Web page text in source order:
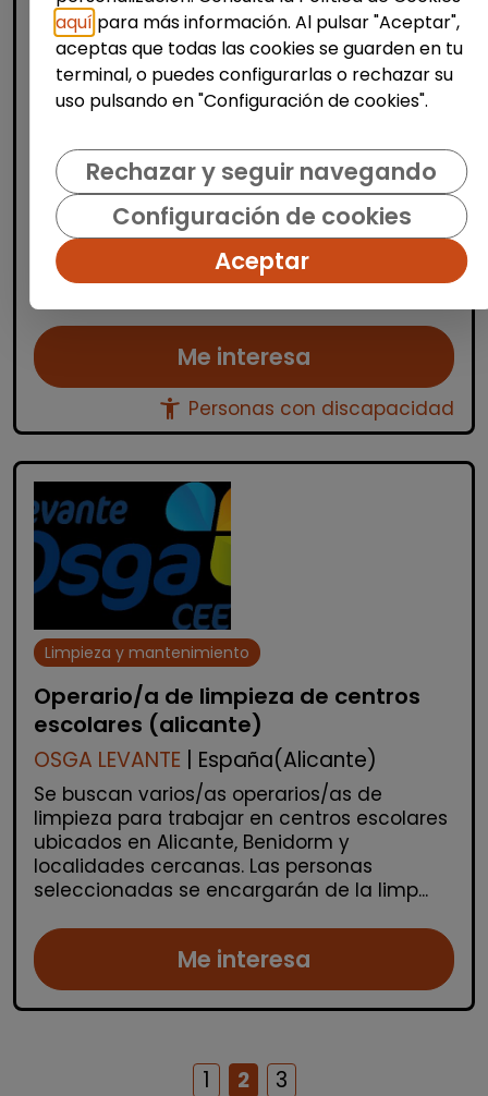
Limpieza y mantenimiento
Operario/a de limpieza de centros
escolares (benidorm y alrededores)
OSGA LEVANTE| España(Alicante)
Se buscan varios/as operarios/as de
limpieza para trabajar en centros escolares
ubicados en Alicante, Benidorm y
localidades cercanas. Las personas
seleccionadas se encargarán de la limp...
Me interesa
accessibility_new Personas con discapacidad
Limpieza y mantenimiento
Operario/a de limpieza de centros
escolares (alicante)
OSGA LEVANTE | España(Alicante)
Se buscan varios/as operarios/as de
limpieza para trabajar en centros escolares
ubicados en Alicante, Benidorm y
localidades cercanas. Las personas
seleccionadas se encargarán de la limp...
Me interesa
1 2 3
aquí para más información. Al pulsar "Aceptar",
aceptas que todas las cookies se guarden en tu
terminal, o puedes configurarlas o rechazar su
uso pulsando en "Configuración de cookies".
Rechazar y seguir navegando
Configuración de cookies
Aceptar